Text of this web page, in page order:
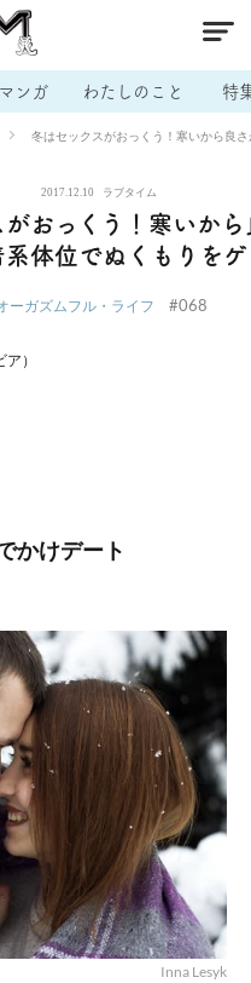
マンガ わたしのこと 特
冬はセックスがおっくう！寒いから良
2017.12.10 ラブタイム
おっくう！寒いか
系体位でぬくもりをゲ
ーガズムフル・ライフ #068
）
かけデート
Inna Lesyk
# セフレ # 不倫
リ # ラブグッズ # 体の相